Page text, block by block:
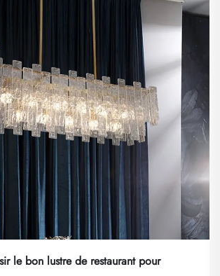
le bon lustre de restaurant pour